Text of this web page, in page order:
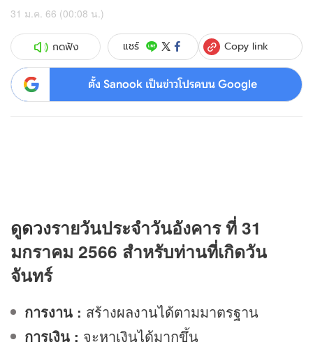
31 ม.ค. 66 (00:08 น.)
กดฟัง แชร์ Copy link
ตั้ง Sanook เป็นข่าวโปรดบน Google
ดูดวงรายวันประจำวันอังคาร ที่ 31
มกราคม 2566 สำหรับท่านที่เกิดวัน
จันทร์
การงาน : สร้างผลงานได้ตามมาตรฐาน
การเงิน : จะหาเงินได้มากขึ้น